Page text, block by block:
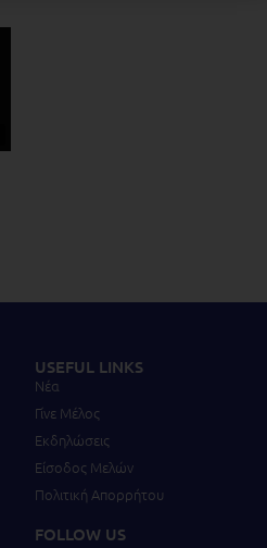
USEFUL LINKS
Νέα
Γίνε Μέλος
Εκδηλώσεις
Είσοδος Μελών
Πολιτική Απορρήτου
FOLLOW US